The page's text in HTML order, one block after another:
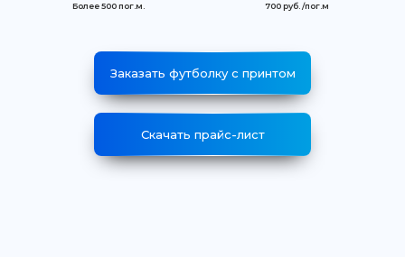
Более 500 пог.м.
700 руб. /пог.м
Заказать футболку с принтом
Скачать прайс-лист